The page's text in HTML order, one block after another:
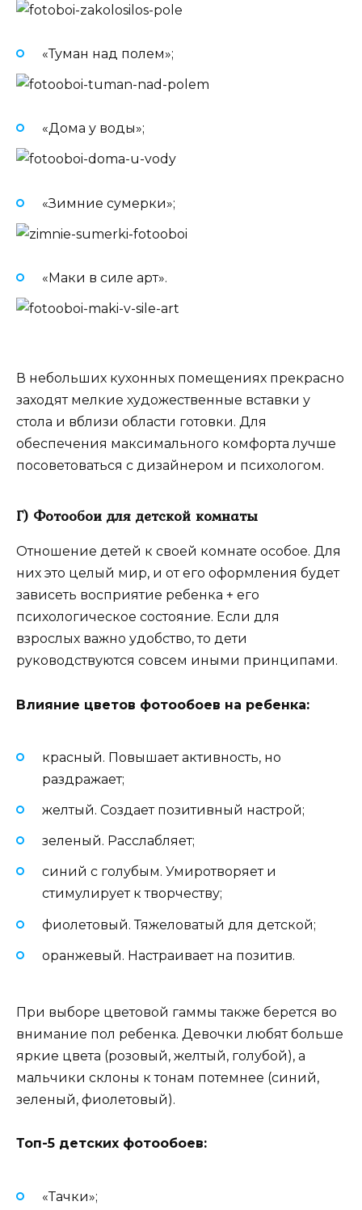
«Туман над полем»;
«Дома у воды»;
«Зимние сумерки»;
«Маки в силе арт».
В небольших кухонных помещениях прекрасно
заходят мелкие художественные вставки у
стола и вблизи области готовки. Для
обеспечения максимального комфорта лучше
посоветоваться с дизайнером и психологом.
Г) Фотообои для детской комнаты
Отношение детей к своей комнате особое. Для
них это целый мир, и от его оформления будет
зависеть восприятие ребенка + его
психологическое состояние. Если для
взрослых важно удобство, то дети
руководствуются совсем иными принципами.
Влияние цветов фотообоев на ребенка:
красный. Повышает активность, но
раздражает;
желтый. Создает позитивный настрой;
зеленый. Расслабляет;
синий с голубым. Умиротворяет и
стимулирует к творчеству;
фиолетовый. Тяжеловатый для детской;
оранжевый. Настраивает на позитив.
При выборе цветовой гаммы также берется во
внимание пол ребенка. Девочки любят больше
яркие цвета (розовый, желтый, голубой), а
мальчики склоны к тонам потемнее (синий,
зеленый, фиолетовый).
Топ-5 детских фотообоев:
«Тачки»;